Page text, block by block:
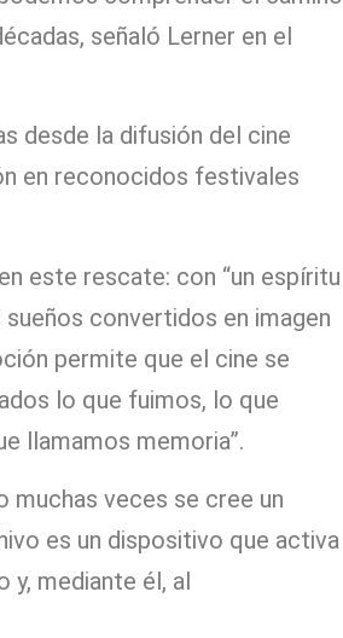
señaló Lerner en el
desde la difusión del cine
en reconocidos festivales
este rescate: con “un espíritu
convertidos en imagen
permite que el cine se
lo que fuimos, lo que
llamamos memoria”.
muchas veces se cree un
es un dispositivo que activa
y, mediante él, al